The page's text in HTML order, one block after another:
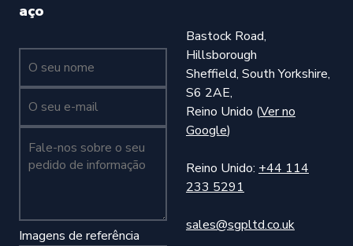
aço
Fale-nos sobre o seu pedido de informação (obrigatório)
Imagens de referência
Bastock Road,
Hillsborough
Sheffield, South Yorkshire,
S6 2AE,
Reino Unido (Ver no
Google)
Reino Unido: +44 114
233 5291
sales@sgpltd.co.uk